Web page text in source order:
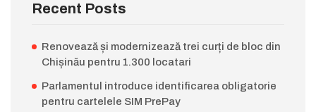
Recent Posts
Renovează și modernizează trei curți de bloc din
Chișinău pentru 1.300 locatari
Parlamentul introduce identificarea obligatorie
pentru cartelele SIM PrePay